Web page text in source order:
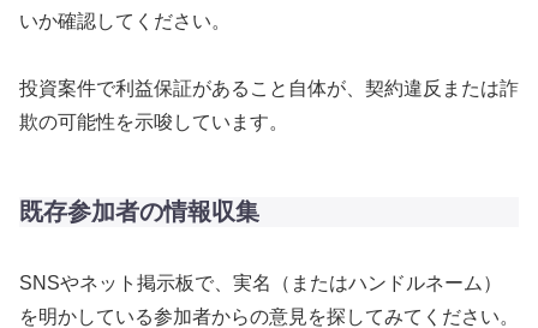
いか確認してください。
投資案件で利益保証があること自体が、契約違反または詐
欺の可能性を示唆しています。
既存参加者の情報収集
SNSやネット掲示板で、実名（またはハンドルネーム）
を明かしている参加者からの意見を探してみてください。